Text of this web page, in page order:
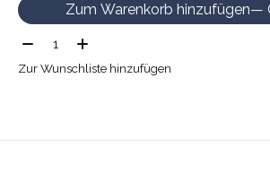
Zum Warenkorb hinzufügen
Menge:
Zur Wunschliste hinzufügen